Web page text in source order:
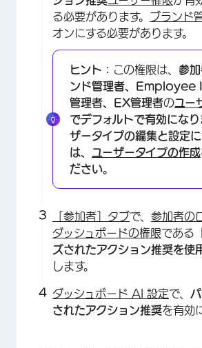
る必要があります。 ブランド
オンにする必要があります。
ヒント： この権限は、 参
ンド管理者、
管理者、EX管理者のユー
でデフォルトで有効になり
ザータイプの編集と設定
は、
ユーザータイプの作成
ださい。
［参加者］タブで、 参加者の
ダッシュボードの権限である
ズされたアクション推奨を使
します。
ダッシュボード AI 設定で、
されたアクション推奨を有効